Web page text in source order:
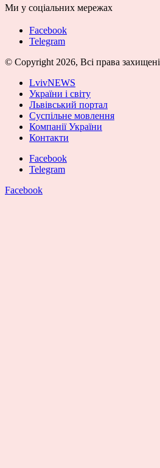
Ми у соціальних мережах
Facebook
Telegram
© Copyright 2026, Всі права захищені
LvivNEWS
України і світу
Львівський портал
Суспільне мовлення
Компанії України
Контакти
Facebook
Telegram
Facebook